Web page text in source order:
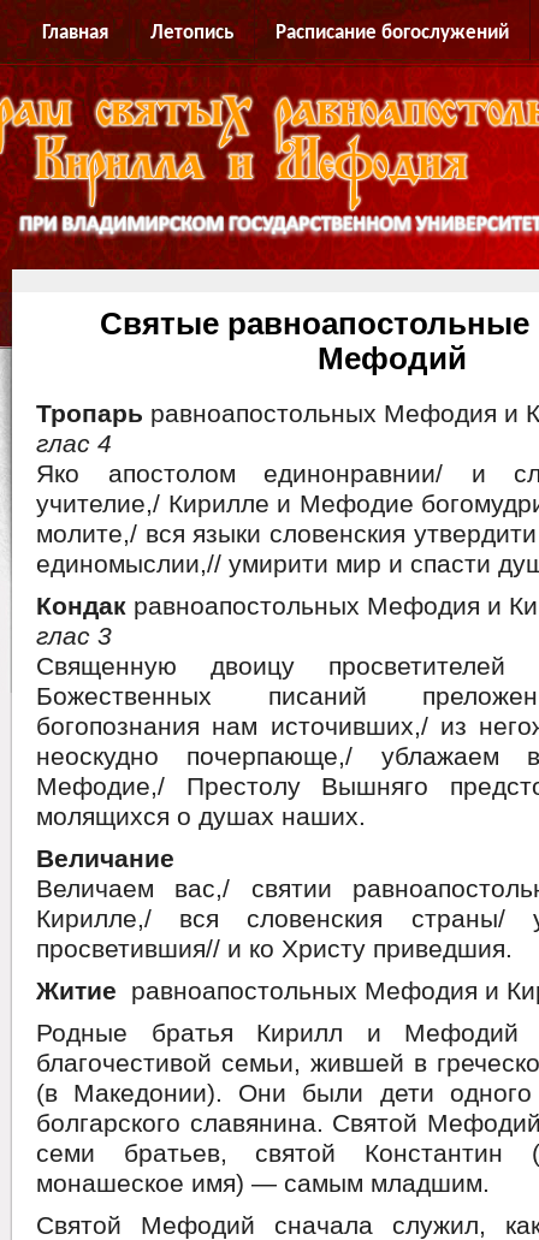
Главная Летопись Расписание богослужений
Святые
Мефодий
Тропарь равноапостольных Мефодия и
глас 4
Яко апостолом единонравнии/ и
учителие,/ Кирилле и Мефодие
молите,/ вся языки словенския
единомыслии,// умирити мир и спасти
Кондак равноапостольных Мефодия и
глас 3
Священную двоицу просветителей
Божественных писаний
богопознания нам источивших,/ из
неоскудно почерпающе,/ ублажаем
Мефодие,/ Престолу Вышняго
молящихся о душах наших.
Величание
Величаем вас,/ святии
Кирилле,/ вся словенския страны/
просветившия// и ко Христу приведшия.
Житие
равноапостольных Мефодия и
Родные братья Кирилл и Мефодий
благочестивой семьи, жившей в
(в Македонии). Они были дети
болгарского славянина. Святой
семи братьев, святой
монашеское имя) — самым младшим.
Святой Мефодий сначала служил,